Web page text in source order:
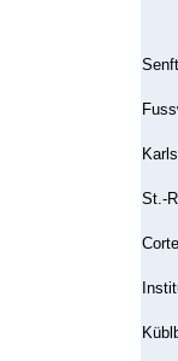
St.-